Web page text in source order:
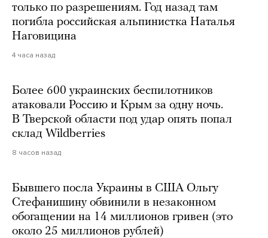
только по разрешениям. Год назад там
погибла российская альпинистка Наталья
Наговицина
4 часа назад
Более 600 украинских беспилотников
атаковали Россию и Крым за одну ночь.
В Тверской области под удар опять попал
склад Wildberries
8 часов назад
Бывшего посла Украины в США Ольгу
Стефанишину обвинили в незаконном
обогащении на 14 миллионов гривен (это
около 25 миллионов рублей)